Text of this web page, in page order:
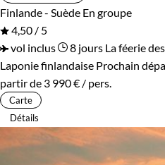
Finlande - Suède En groupe
4,50 / 5
vol inclus
8 jours La féerie
Laponie finlandaise Prochain
partir de 3 990 € / pers.
Carte
Détails